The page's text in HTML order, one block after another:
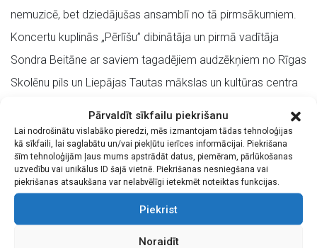
Pārvaldīt sīkfailu piekrišanu
Lai nodrošinātu vislabāko pieredzi, mēs izmantojam tādas tehnoloģijas
kā sīkfaili, lai saglabātu un/vai piekļūtu ierīces informācijai. Piekrišana
šīm tehnoloģijām ļaus mums apstrādāt datus, piemēram, pārlūkošanas
uzvedību vai unikālus ID šajā vietnē. Piekrišanas nesniegšana vai
piekrišanas atsaukšana var nelabvēlīgi ietekmēt noteiktas funkcijas.
Piekrist
Noraidīt
nemuzicē, bet dziedājušas ansamblī no tā pirmsākumiem.
Koncertu kuplinās „Pērlīšu” dibinātāja un pirmā vadītāja
Sondra Beitāne ar saviem tagadējiem audzēkņiem no Rīgas
Skolēnu pils un Liepājas Tautas mākslas un kultūras centra
Koncerta mākslinieciskā vadītāja – Iveta Logina.
Ieeja jubilejas koncertā ir bez maksas. Lūdzam ņemt vērā,
ka katram apmeklētājam, saskaņā ar spēkā esošajiem
noteikumiem, jābūt personalizētai ieejas biļetei. Bezmaksas
biļetes var saņemt SIA “Biļešu paradīze” kasēs un internetā